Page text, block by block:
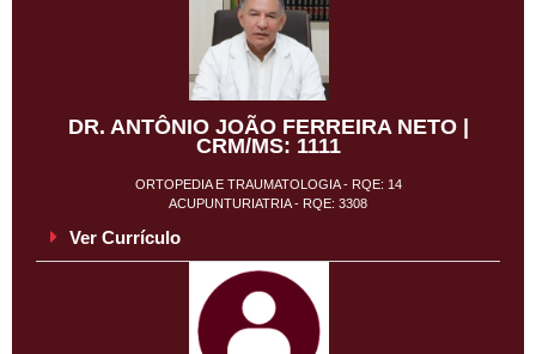
DR. ANTÔNIO JOÃO FERREIRA NETO |
CRM/MS: 1111
ORTOPEDIA E TRAUMATOLOGIA - RQE: 14
ACUPUNTURIATRIA - RQE: 3308
Ver Currículo